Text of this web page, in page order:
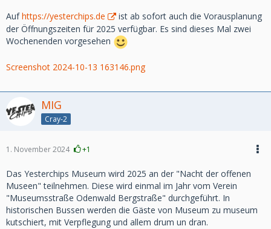
Aufhttps://yesterchips.de
ist ab sofort auch die Vorausplanung
der Öffnungszeiten für 2025 verfügbar. Es sind dieses Mal zwei
Wochenenden vorgesehen
Screenshot 2024-10-13 163146.png
MIG
Cray-2
1. November 2024 +1
Das Yesterchips Museum wird 2025 an der "Nacht der offenen
Museen" teilnehmen. Diese wird einmal im Jahr vom Verein
"Museumsstraße Odenwald Bergstraße" durchgeführt. In
historischen Bussen werden die Gäste von Museum zu museum
kutschiert, mit Verpflegung und allem drum un dran.